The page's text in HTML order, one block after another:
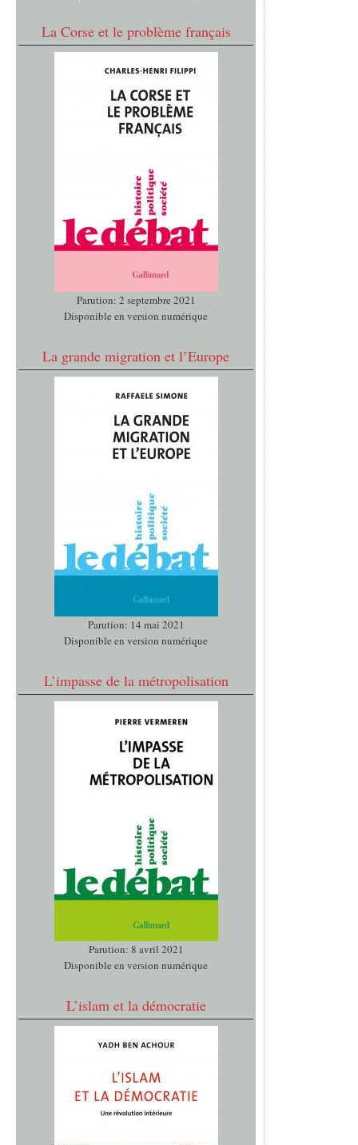
La Corse et le problème français
Parution: 2 septembre 2021
Disponible en version numérique
La grande migration et l’Europe
Parution: 14 mai 2021
Disponible en version numérique
L’impasse de la métropolisation
Parution: 8 avril 2021
Disponible en version numérique
L’islam et la démocratie